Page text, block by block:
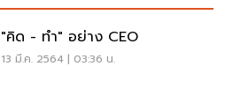
"คิด - ทำ" อย่าง CEO
13 มี.ค. 2564 | 03:36 น.